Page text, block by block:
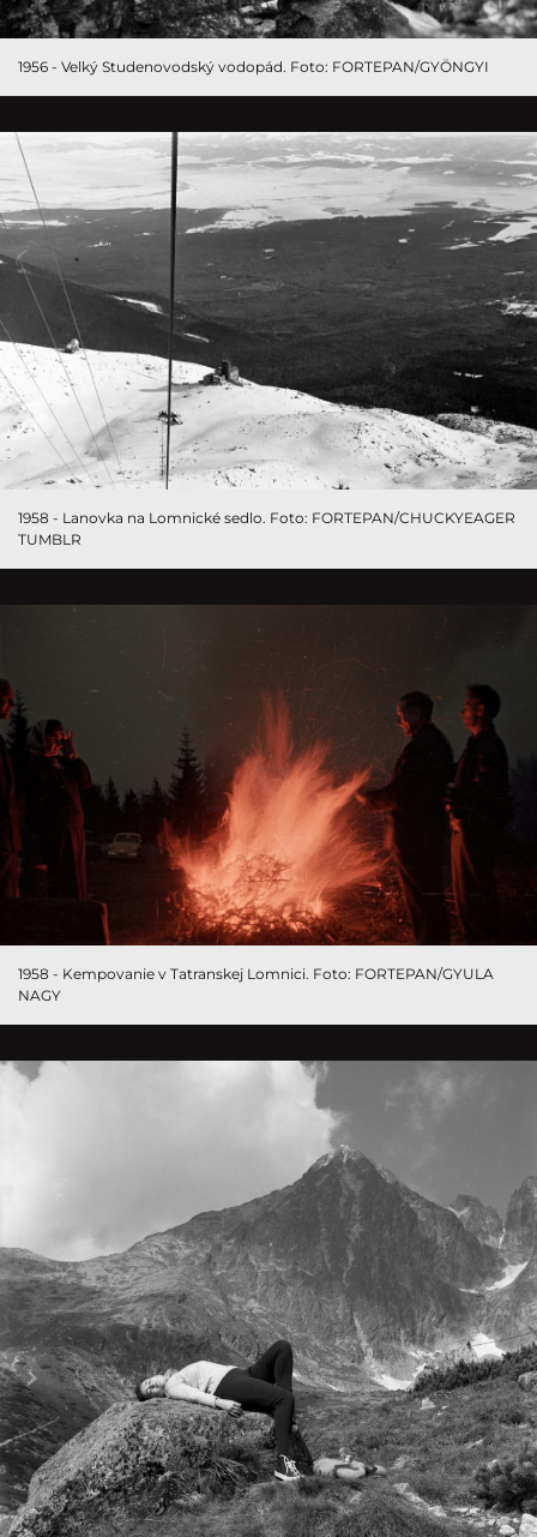
1956 - Velký Studenovodský vodopád. Foto: FORTEPAN/GYÖNGYI
1958 - Lanovka na Lomnické sedlo. Foto: FORTEPAN/CHUCKYEAGER
TUMBLR
1958 - Kempovanie v Tatranskej Lomnici. Foto: FORTEPAN/GYULA
NAGY